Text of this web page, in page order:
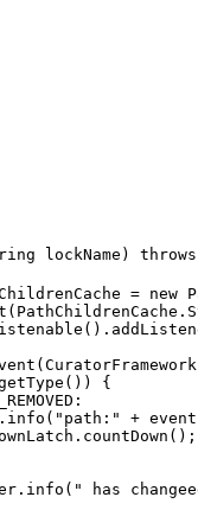
lockName)
= new
{
+
has